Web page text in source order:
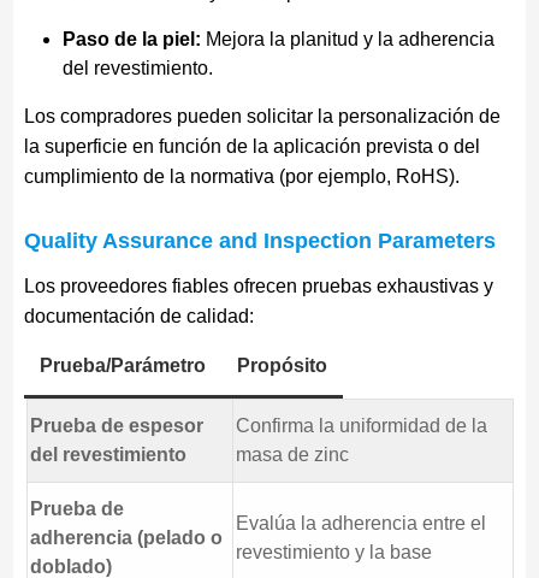
Paso de la piel: Mejora la planitud y la adherencia
del revestimiento.
Los compradores pueden solicitar la personalización de
la superficie en función de la aplicación prevista o del
cumplimiento de la normativa (por ejemplo, RoHS).
Quality Assurance and Inspection Parameters
Los proveedores fiables ofrecen pruebas exhaustivas y
documentación de calidad:
Prueba/Parámetro Propósito
Prueba de espesor
del revestimiento
Confirma la uniformidad de la
masa de zinc
Prueba de
adherencia (pelado o
doblado)
Evalúa la adherencia entre el
revestimiento y la base